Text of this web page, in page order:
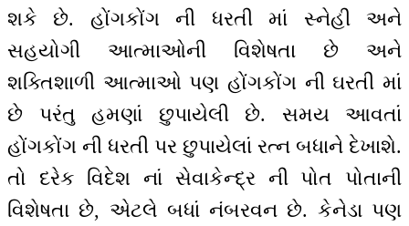
શકે છે. હોંગકોંગ ની ધરતી માં સ્નેહી અને
સહયોગી આત્માઓની વિશેષતા છે અને
શક્તિશાળી આત્માઓ પણ હોંગકોંગ ની ઘરતી માં
છે પરંતુ હમણાં છુપાયેલી છે. સમય આવતાં
હોંગકોંગ ની ધરતી પર છુપાયેલાં રત્ન બધાને દેખાશે.
તો દરેક વિદેશ નાં સેવાકેન્દ્ર ની પોત પોતાની
વિશેષતા છે, એટલે બધાં નંબરવન છે. કેનેડા પણ